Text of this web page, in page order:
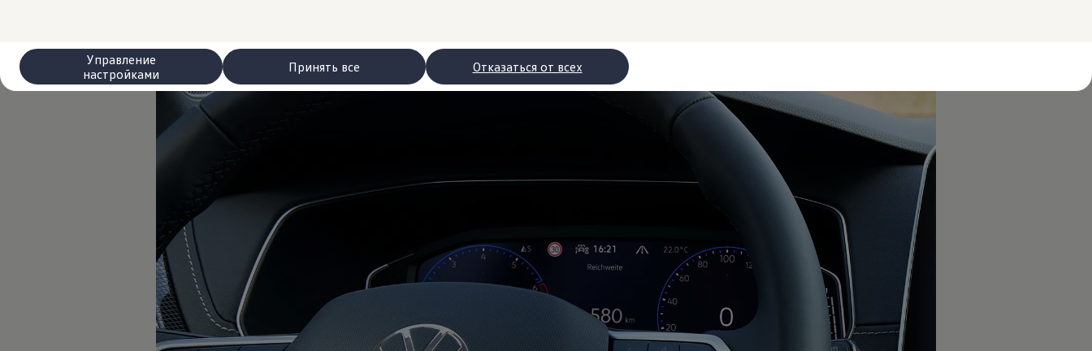
Принять все Отказаться от всех
Управление
настройками
Сервис и запчасти
Преимущества Volkswagen
Техобслуживание
Ремонт и проверки
Моторное масло и технические жидкости
Колеса и шины
Помощь при авариях и поломках
Обслуживание автомобилей
Защита кузова и салона
Решения для перевозки и багажа
Развлечения и электроника
Персонализация
Настенная зарядная станция и кабели для зарядки
Важная информация для клиентов
Переработка и возврат продукции
Кампании по отзыву автомобилей
Предупредительные и контрольные индикаторы
Обновления программного обеспечения
Обновления программного обеспечения для автомобилей с двигателями внутреннего сгорания
Электронное руководство